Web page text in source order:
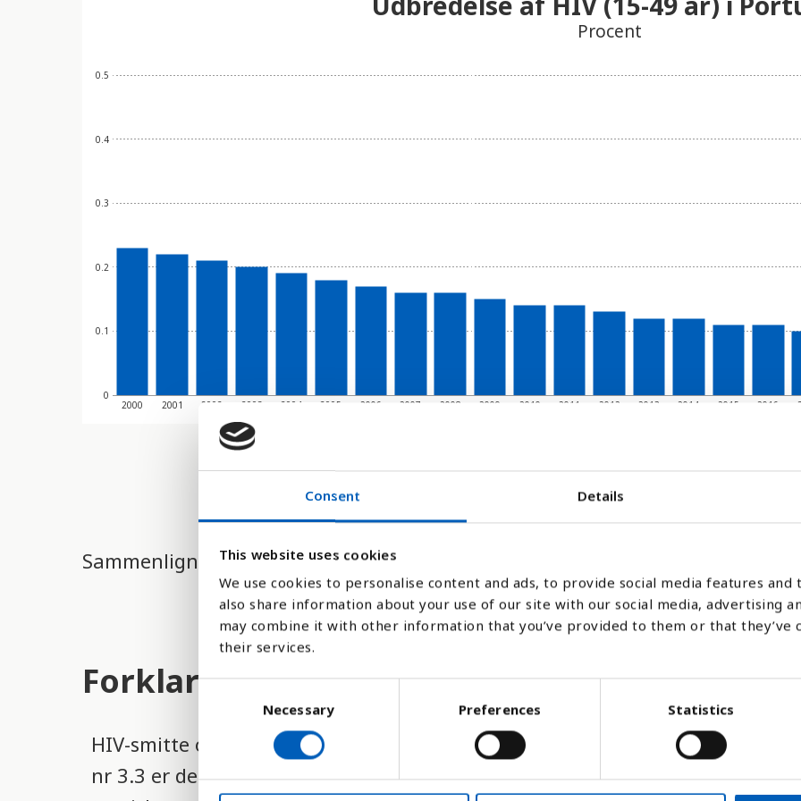
Consent Details
This website uses cookies
We use cookies to personalise content and ads, to provide social media features and
also share information about your use of our site with our social media, advertising
may combine it with other information that you’ve provided to them or that they’ve
their services.
s
e
Necessary Preferences Statistics
0
0.1
0.2
0.3
0.4
0.5
2000 2001 2002 2003 2004 2005 2006 2007 2008 2009 2010 2011 2012 2013 2014 2015 2016
Procent
Sammenligne med:
Forklaring
HIV-smitte og aids udgør en stor trussel mod mange samfund. FNs
nr 3.3 er derfor at standse epidemiene af aids, tuberkulose, malaria og